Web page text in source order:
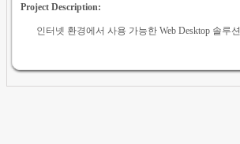
Project Description:
인터넷 환경에서 사용 가능한 Web Desktop 솔루션